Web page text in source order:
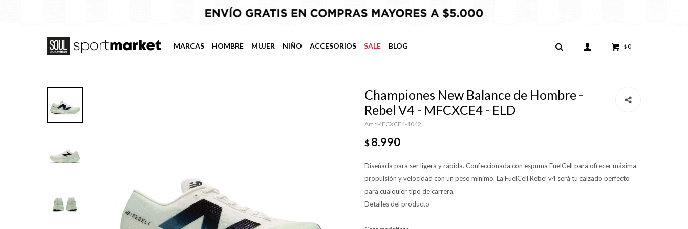
MARCAS HOMBRE MUJER NIÑO ACCESORIOS SALE BLOG $ 0
Championes New Balance de Hombre -
Rebel V4 - MFCXCE4 - ELD
MFCXCE4-1042
$8.990
Diseñada para ser ligera y rápida. Confeccionada con espuma FuelCell para ofrecer máxima
propulsión y velocidad con un peso mínimo. La FuelCell Rebel v4 será tu calzado perfecto
para cualquier tipo de carrera.
Detalles del producto